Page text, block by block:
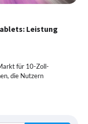
Leistung
für 10-Zoll-
die Nutzern